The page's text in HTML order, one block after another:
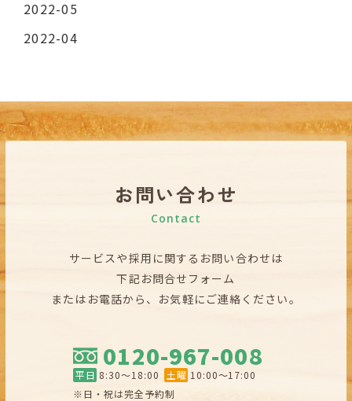
2022-05
2022-04
お問い合わせ
Contact
サービスや採用に関するお問い合わせは
下記お問合せフォーム
またはお電話から、お気軽にご連絡ください。
0120-967-008
平日 8:30〜18:00 土曜 10:00〜17:00
※日・祝は完全予約制